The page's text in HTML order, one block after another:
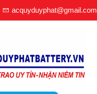
acquyduyphat@gmail.com